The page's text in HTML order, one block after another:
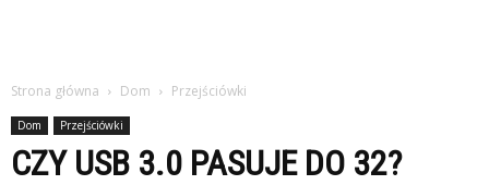
Strona główna Dom Przejściówki
Dom Przejściówki
CZY USB 3.0 PASUJE DO 32?